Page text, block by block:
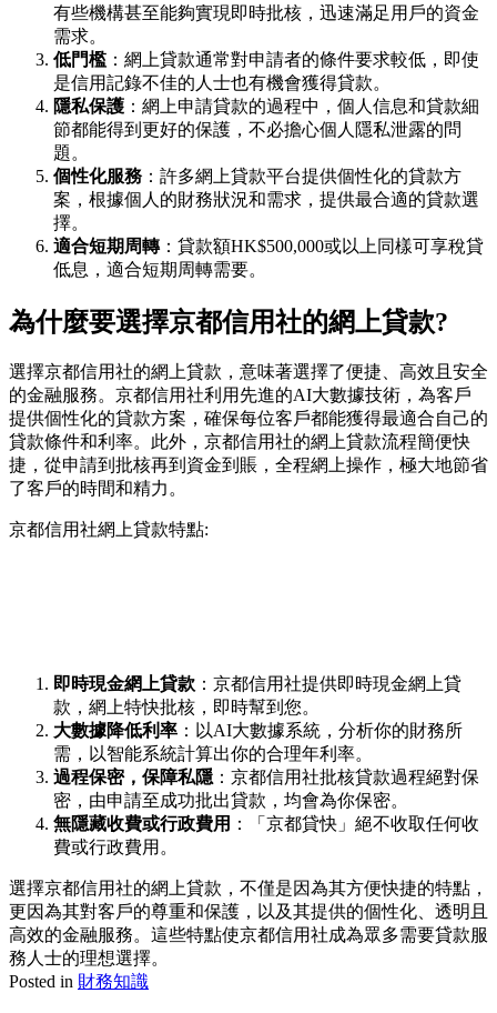
有些機構甚至能夠實現即時批核，迅速滿足用戶的資金
需求。
低門檻 ：網上貸款通常對申請者的條件要求較低，即使
是信用記錄不佳的人士也有機會獲得貸款。
隱私保護 ：網上申請貸款的過程中，個人信息和貸款細
節都能得到更好的保護，不必擔心個人隱私泄露的問
題。
個性化服務 ：許多網上貸款平台提供個性化的貸款方
案，根據個人的財務狀況和需求，提供最合適的貸款選
擇。
適合短期周轉：貸款額HK$500,000或以上同樣可享稅貸
低息，適合短期周轉需要。
為什麼要選擇京都信用社的網上貸款?
選擇京都信用社的網上貸款，意味著選擇了便捷、高效且安全
的金融服務。京都信用社利用先進的AI大數據技術，為客戶
提供個性化的貸款方案，確保每位客戶都能獲得最適合自己的
貸款條件和利率。此外，京都信用社的網上貸款流程簡便快
捷，從申請到批核再到資金到賬，全程網上操作，極大地節省
了客戶的時間和精力。
京都信用社網上貸款特點:
即時現金網上貸款 ：京都信用社提供即時現金網上貸
款，網上特快批核，即時幫到您。
大數據降低利率 ：以AI大數據系統，分析你的財務所
需，以智能系統計算出你的合理年利率。
過程保密，保障私隱：京都信用社批核貸款過程絕對保
密，由申請至成功批出貸款，均會為你保密。
無隱藏收費或行政費用 ：「京都貸快」絕不收取任何收
費或行政費用。
選擇京都信用社的網上貸款，不僅是因為其方便快捷的特點，
更因為其對客戶的尊重和保護，以及其提供的個性化、透明且
高效的金融服務。這些特點使京都信用社成為眾多需要貸款服
務人士的理想選擇。
Posted in 財務知識